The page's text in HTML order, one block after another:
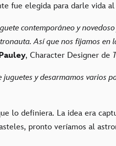
fue elegida para darle vida
contemporáneo y
Así que nos fijamos en
, Character Designer de
y desarmamos varios
lo definiera. La idea era
pronto veríamos al